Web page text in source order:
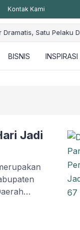
Kontak Kami
Bulan, Mahasiswa
BISNIS INSPIRASI
Jadi